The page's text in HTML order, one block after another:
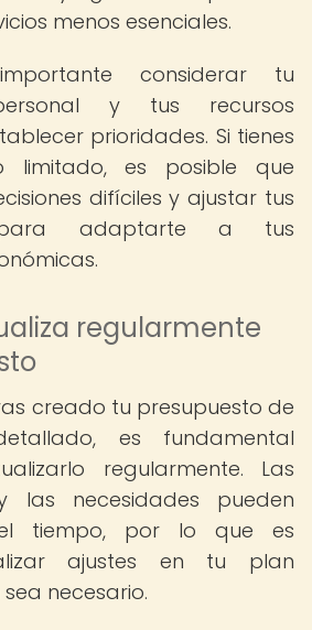
menos esenciales.
considerar tu
y tus recursos
prioridades. Si tienes
limitado, es posible que
difíciles y ajustar tus
para adaptarte a tus
regularmente
creado tu presupuesto de
es fundamental
regularmente. Las
las necesidades pueden
tiempo, por lo que es
ajustes en tu plan
necesario.